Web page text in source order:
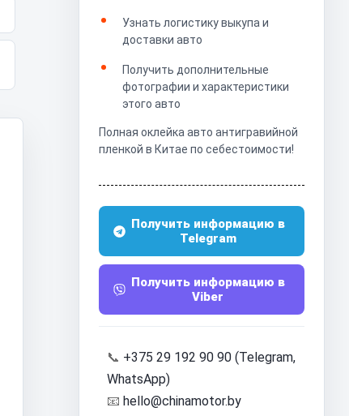
Узнать логистику выкупа и
доставки авто
Получить дополнительные
фотографии и характеристики
этого авто
Полная оклейка авто антигравийной
пленкой в Китае по себестоимости!
Получить информацию в
Telegram
Получить информацию в
Viber
📞 +375 29 192 90 90 (Telegram,
WhatsApp)
📧 hello@chinamotor.by